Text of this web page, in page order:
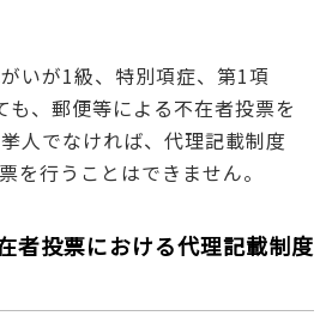
が1級、特別項症、第1項
も、郵便等による不在者投票を
人でなければ、代理記載制度
を行うことはできません。
者投票における代理記載制度